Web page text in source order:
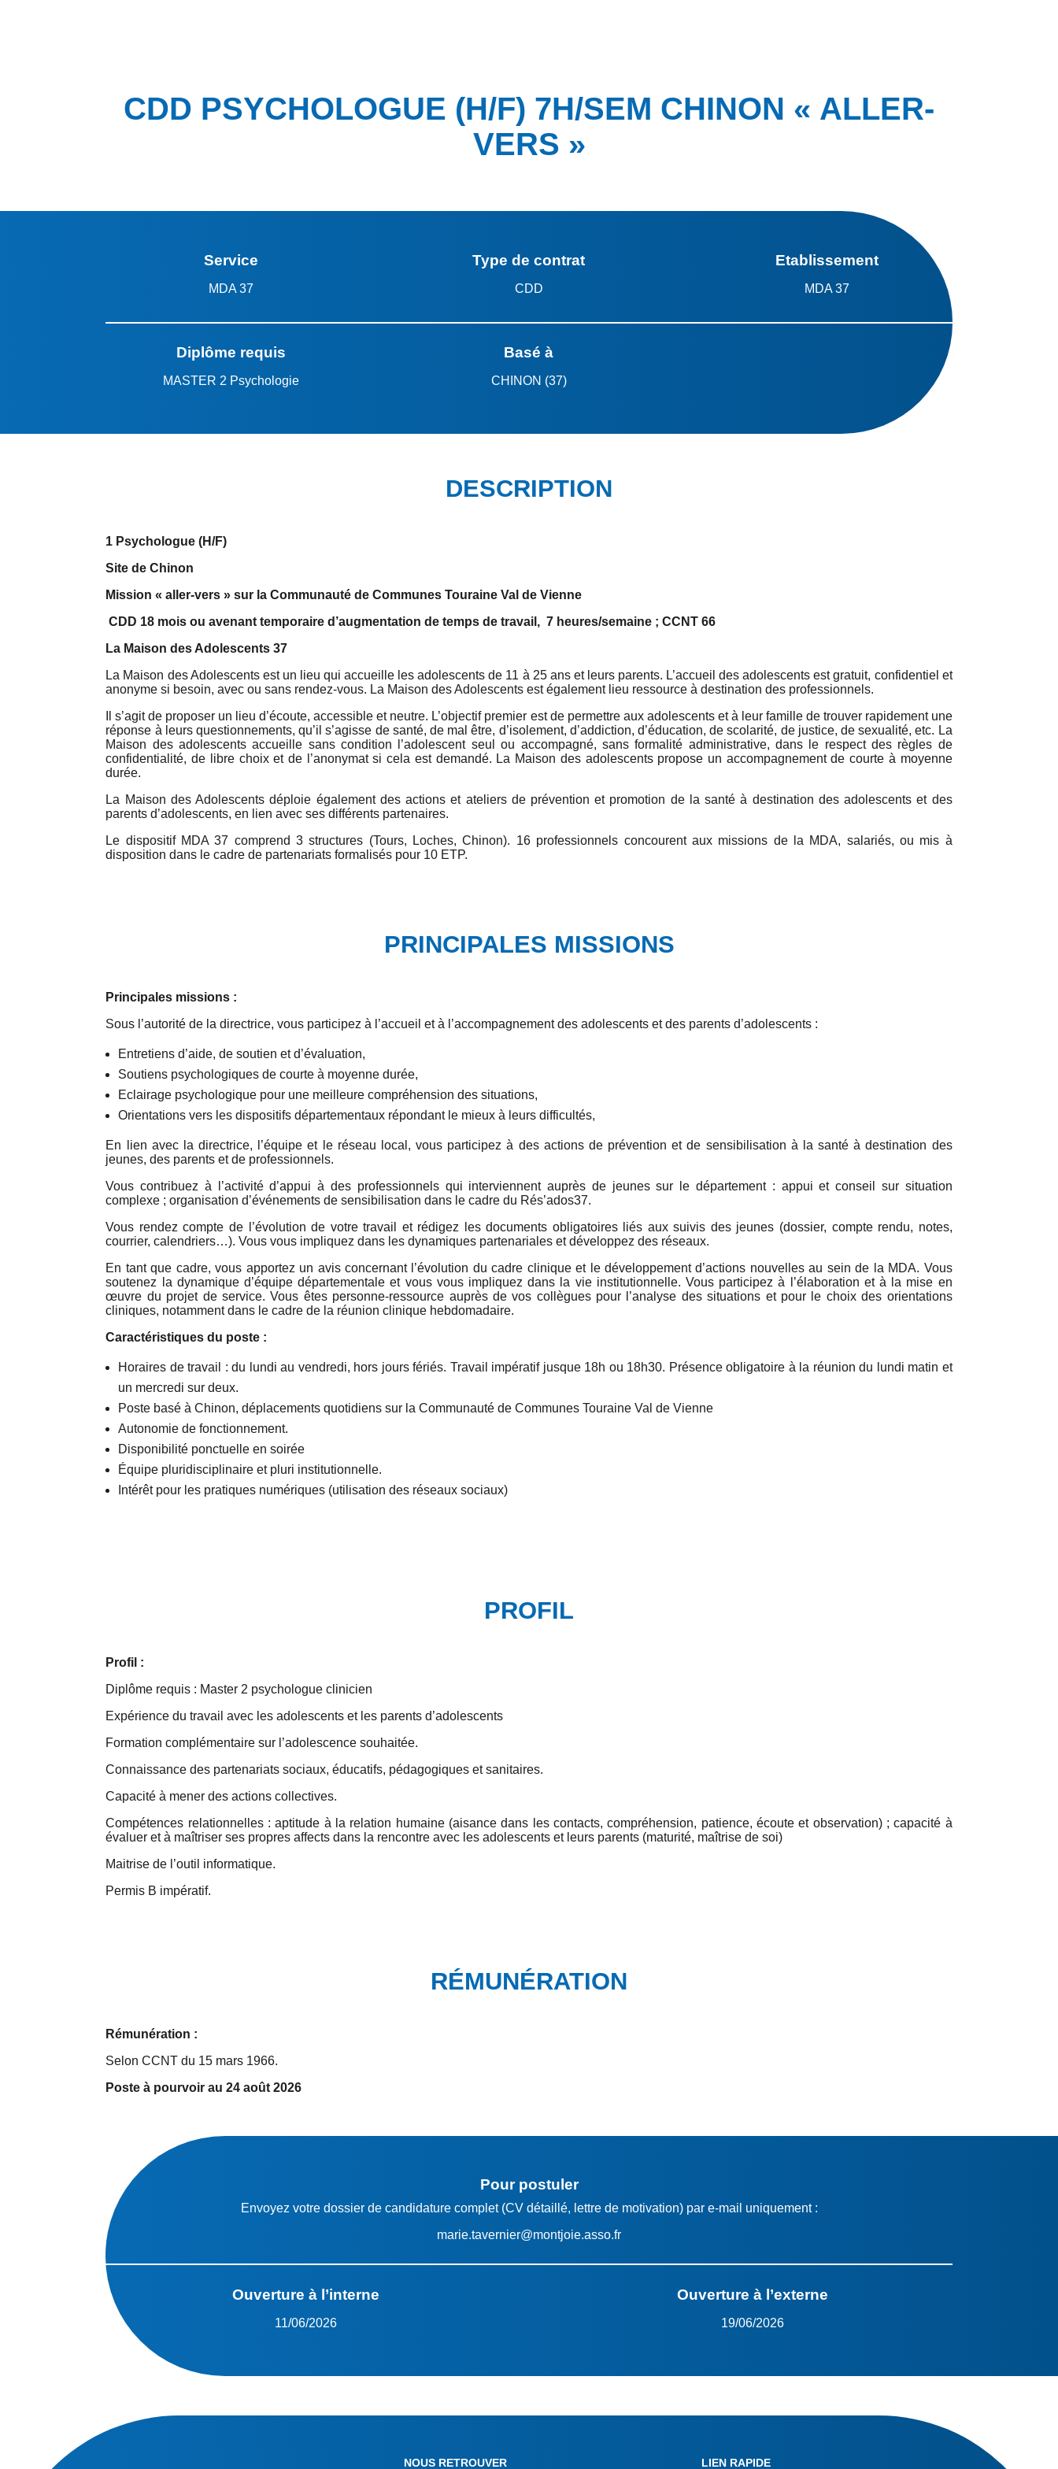
CDD PSYCHOLOGUE (H/F) 7H/SEM CHINON « ALLER-
VERS »
Service
MDA 37
Type de contrat
CDD
Etablissement
MDA 37
Diplôme requis
MASTER 2 Psychologie
Basé à
CHINON (37)
DESCRIPTION
1 Psychologue (H/F)
Site de Chinon
Mission « aller-vers » sur la Communauté de Communes Touraine Val de Vienne
CDD 18 mois ou avenant temporaire d’augmentation de temps de travail, 7 heures/semaine ; CCNT 66
La Maison des Adolescents 37
La Maison des Adolescents est un lieu qui accueille les adolescents de 11 à 25 ans et leurs parents. L’accueil des adolescents est gratuit, confidentiel et
anonyme si besoin, avec ou sans rendez-vous. La Maison des Adolescents est également lieu ressource à destination des professionnels.
Il s’agit de proposer un lieu d’écoute, accessible et neutre. L’objectif premier est de permettre aux adolescents et à leur famille de trouver rapidement une
réponse à leurs questionnements, qu’il s’agisse de santé, de mal être, d’isolement, d’addiction, d’éducation, de scolarité, de justice, de sexualité, etc. La
Maison des adolescents accueille sans condition l’adolescent seul ou accompagné, sans formalité administrative, dans le respect des règles de
confidentialité, de libre choix et de l’anonymat si cela est demandé. La Maison des adolescents propose un accompagnement de courte à moyenne
durée.
La Maison des Adolescents déploie également des actions et ateliers de prévention et promotion de la santé à destination des adolescents et des
parents d’adolescents, en lien avec ses différents partenaires.
Le dispositif MDA 37 comprend 3 structures (Tours, Loches, Chinon). 16 professionnels concourent aux missions de la MDA, salariés, ou mis à
disposition dans le cadre de partenariats formalisés pour 10 ETP.
PRINCIPALES MISSIONS
Principales missions :
Sous l’autorité de la directrice, vous participez à l’accueil et à l’accompagnement des adolescents et des parents d’adolescents :
Entretiens d’aide, de soutien et d’évaluation,
Soutiens psychologiques de courte à moyenne durée,
Eclairage psychologique pour une meilleure compréhension des situations,
Orientations vers les dispositifs départementaux répondant le mieux à leurs difficultés,
En lien avec la directrice, l’équipe et le réseau local, vous participez à des actions de prévention et de sensibilisation à la santé à destination des
jeunes, des parents et de professionnels.
Vous contribuez à l’activité d’appui à des professionnels qui interviennent auprès de jeunes sur le département : appui et conseil sur situation
complexe ; organisation d’événements de sensibilisation dans le cadre du Rés’ados37.
Vous rendez compte de l’évolution de votre travail et rédigez les documents obligatoires liés aux suivis des jeunes (dossier, compte rendu, notes,
courrier, calendriers…). Vous vous impliquez dans les dynamiques partenariales et développez des réseaux.
En tant que cadre, vous apportez un avis concernant l’évolution du cadre clinique et le développement d’actions nouvelles au sein de la MDA. Vous
soutenez la dynamique d’équipe départementale et vous vous impliquez dans la vie institutionnelle. Vous participez à l’élaboration et à la mise en
œuvre du projet de service. Vous êtes personne-ressource auprès de vos collègues pour l’analyse des situations et pour le choix des orientations
cliniques, notamment dans le cadre de la réunion clinique hebdomadaire.
Caractéristiques du poste :
Horaires de travail : du lundi au vendredi, hors jours fériés. Travail impératif jusque 18h ou 18h30. Présence obligatoire à la réunion du lundi matin et
un mercredi sur deux.
Poste basé à Chinon, déplacements quotidiens sur la Communauté de Communes Touraine Val de Vienne
Autonomie de fonctionnement.
Disponibilité ponctuelle en soirée
Équipe pluridisciplinaire et pluri institutionnelle.
Intérêt pour les pratiques numériques (utilisation des réseaux sociaux)
PROFIL
Profil :
Diplôme requis : Master 2 psychologue clinicien
Expérience du travail avec les adolescents et les parents d’adolescents
Formation complémentaire sur l’adolescence souhaitée.
Connaissance des partenariats sociaux, éducatifs, pédagogiques et sanitaires.
Capacité à mener des actions collectives.
Compétences relationnelles : aptitude à la relation humaine (aisance dans les contacts, compréhension, patience, écoute et observation) ; capacité à
évaluer et à maîtriser ses propres affects dans la rencontre avec les adolescents et leurs parents (maturité, maîtrise de soi)
Maitrise de l’outil informatique.
Permis B impératif.
RÉMUNÉRATION
Rémunération :
Selon CCNT du 15 mars 1966.
Poste à pourvoir au 24 août 2026
Pour postuler
Envoyez votre dossier de candidature complet (CV détaillé, lettre de motivation) par e-mail uniquement :
marie.tavernier@montjoie.asso.fr
Ouverture à l’interne
11/06/2026
Ouverture à l’externe
19/06/2026
NOUS RETROUVER
LIEN RAPIDE